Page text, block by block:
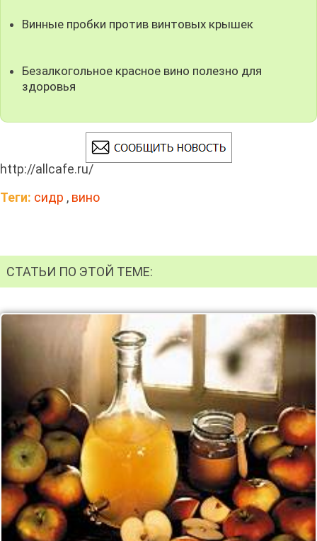
Винные пробки против винтовых крышек
Безалкогольное красное вино полезно для
здоровья
http://allcafe.ru/
Теги: сидр , вино
СТАТЬИ ПО ЭТОЙ ТЕМЕ: